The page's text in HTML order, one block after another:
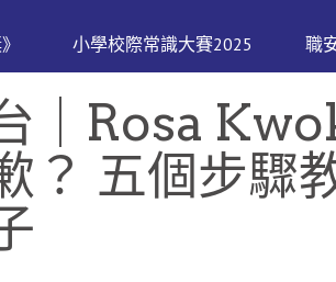
小學校際常識大賽2025 職
｜Rosa
？ 五個步驟